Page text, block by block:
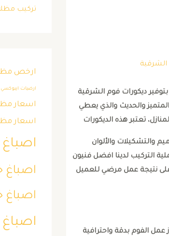
ديكورات فوم الشرقية
والحديث والذي يعطي
تعتبر هذه الديكورات
والتشكيلات والألوان
التركيب لدينا افضل فنيون
نتيجة عمل مرضي للعميل
الفوم بدقة واحترافية
تركيب
ارخص
ارضيات
اسعار
اسعار
اصباغ
اصباغ
اصباغ
اصباغ